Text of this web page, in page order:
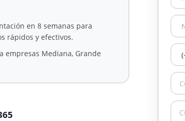
en 8 semanas para
rápidos y efectivos.
empresas Mediana, Grande